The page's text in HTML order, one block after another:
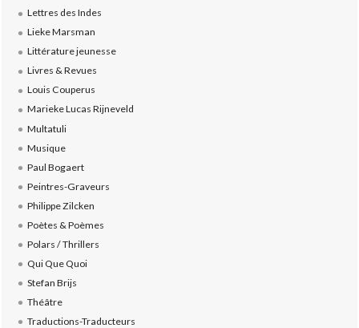
Lettres des Indes
Lieke Marsman
Littérature jeunesse
Livres & Revues
Louis Couperus
Marieke Lucas Rijneveld
Multatuli
Musique
Paul Bogaert
Peintres-Graveurs
Philippe Zilcken
Poètes & Poèmes
Polars / Thrillers
Qui Que Quoi
Stefan Brijs
Théâtre
Traductions-Traducteurs